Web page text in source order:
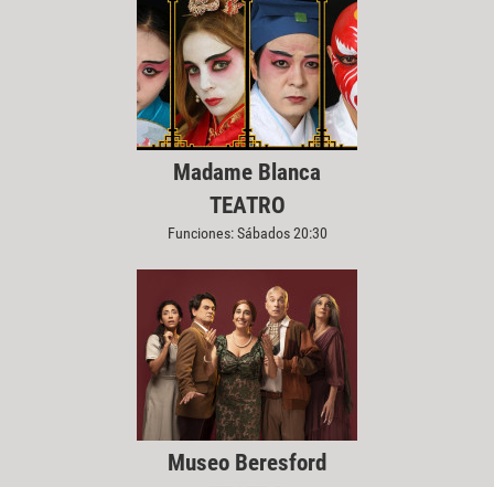
Madame Blanca
TEATRO
Funciones: Sábados 20:30
Museo Beresford